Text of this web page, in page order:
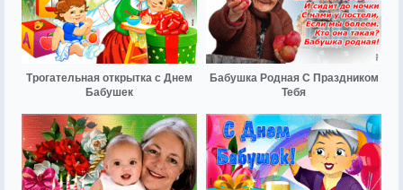
Трогательная открытка с Днем
Бабушек
Бабушка Родная С Праздником
Тебя